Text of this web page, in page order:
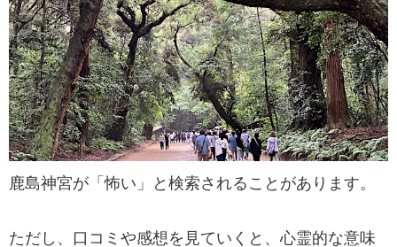
鹿島神宮が「怖い」と検索されることがあります。
ただし、口コミや感想を見ていくと、心霊的な意味